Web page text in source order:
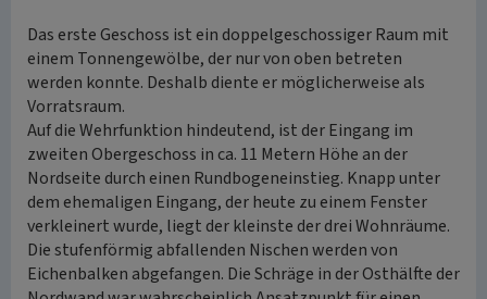
Das erste Geschoss ist ein doppelgeschossiger Raum mit
einem Tonnengewölbe, der nur von oben betreten
werden konnte. Deshalb diente er möglicherweise als
Vorratsraum.
Auf die Wehrfunktion hindeutend, ist der Eingang im
zweiten Obergeschoss in ca. 11 Metern Höhe an der
Nordseite durch einen Rundbogeneinstieg. Knapp unter
dem ehemaligen Eingang, der heute zu einem Fenster
verkleinert wurde, liegt der kleinste der drei Wohnräume.
Die stufenförmig abfallenden Nischen werden von
Eichenbalken abgefangen. Die Schräge in der Osthälfte der